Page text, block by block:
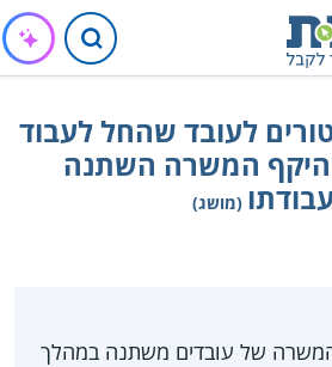
לעובד שהחל לעבוד
2013 כשהיקף המשרה השתנה
(מושג)
של עובדים משתנה במהלך